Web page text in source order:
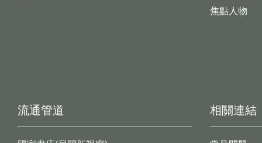
焦點人物
流通管道 相關連結